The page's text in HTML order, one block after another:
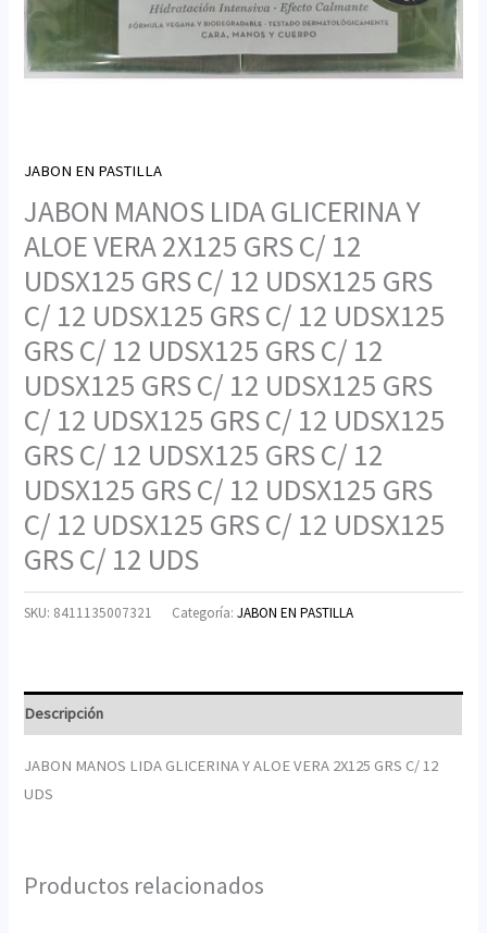
JABON EN PASTILLA
JABON MANOS LIDA GLICERINA Y
ALOE VERA 2X125 GRS C/ 12
UDSX125 GRS C/ 12 UDSX125 GRS
C/ 12 UDSX125 GRS C/ 12 UDSX125
GRS C/ 12 UDSX125 GRS C/ 12
UDSX125 GRS C/ 12 UDSX125 GRS
C/ 12 UDSX125 GRS C/ 12 UDSX125
GRS C/ 12 UDSX125 GRS C/ 12
UDSX125 GRS C/ 12 UDSX125 GRS
C/ 12 UDSX125 GRS C/ 12 UDSX125
GRS C/ 12 UDS
SKU: 8411135007321 Categoría:JABON EN PASTILLA
Descripción
JABON MANOS LIDA GLICERINA Y ALOE VERA 2X125 GRS C/ 12
UDS
Productos relacionados